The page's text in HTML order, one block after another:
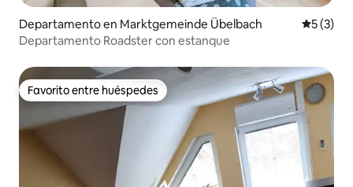
Departamento en Marktgemeinde Übelbach
5 (3)
Departamento Roadster con estanque
Favorito entre huéspedes
Favorito entre huéspedes